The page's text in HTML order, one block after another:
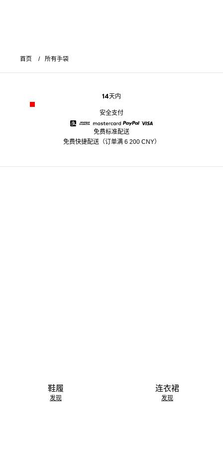
首页 所有手袋
14天内
安全支付
American Express
Mastercard
免费标准配送
免费快捷配送（订单满 6 200 CNY）
鞋履
发现
连衣裙
发现